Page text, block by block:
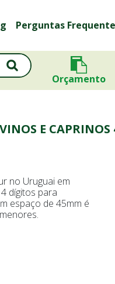
Perguntas
Orçamento
E CAPRINOS
no Uruguai em
dígitos para
espaço de 45mm é